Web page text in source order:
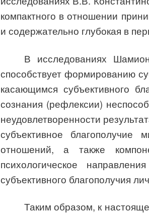
компактного в отношении
и содержательно глубокая в
В исследованиях
способствует формированию
касающимся субъективного
сознания (рефлексии)
неудовлетворенности
субъективное благополучие
отношений, а также
психологическое
субъективного благополучия
Таким образом, к